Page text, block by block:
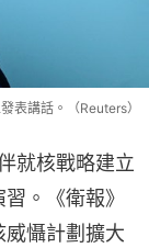
表講話。（Reuters）
就核戰略建立
。《衛報》
懾計劃擴大